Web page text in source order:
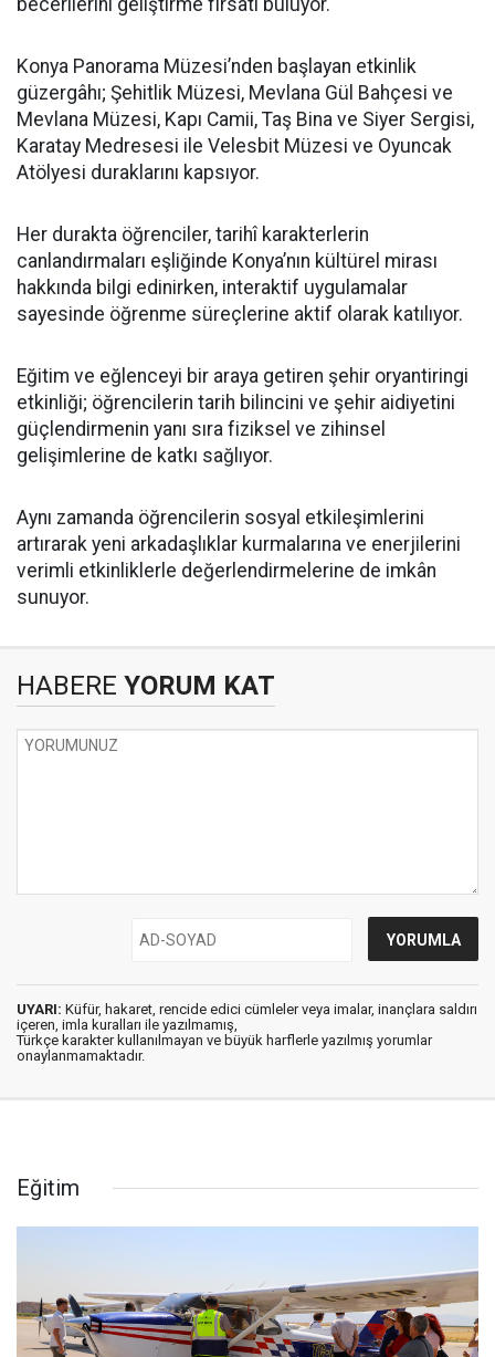
becerilerini geliştirme fırsatı buluyor.
Konya Panorama Müzesi’nden başlayan etkinlik
güzergâhı; Şehitlik Müzesi, Mevlana Gül Bahçesi ve
Mevlana Müzesi, Kapı Camii, Taş Bina ve Siyer Sergisi,
Karatay Medresesi ile Velesbit Müzesi ve Oyuncak
Atölyesi duraklarını kapsıyor.
Her durakta öğrenciler, tarihî karakterlerin
canlandırmaları eşliğinde Konya’nın kültürel mirası
hakkında bilgi edinirken, interaktif uygulamalar
sayesinde öğrenme süreçlerine aktif olarak katılıyor.
Eğitim ve eğlenceyi bir araya getiren şehir oryantiringi
etkinliği; öğrencilerin tarih bilincini ve şehir aidiyetini
güçlendirmenin yanı sıra fiziksel ve zihinsel
gelişimlerine de katkı sağlıyor.
Aynı zamanda öğrencilerin sosyal etkileşimlerini
artırarak yeni arkadaşlıklar kurmalarına ve enerjilerini
verimli etkinliklerle değerlendirmelerine de imkân
sunuyor.
HABERE YORUM KAT
UYARI: Küfür, hakaret, rencide edici cümleler veya imalar, inançlara saldırı
içeren, imla kuralları ile yazılmamış,
Türkçe karakter kullanılmayan ve büyük harflerle yazılmış yorumlar
onaylanmamaktadır.
Eğitim